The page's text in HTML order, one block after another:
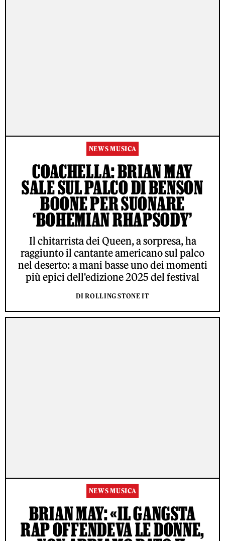
NEWS MUSICA
COACHELLA: BRIAN MAY
SALE SUL PALCO DI BENSON
BOONE PER SUONARE
‘BOHEMIAN RHAPSODY’
Il chitarrista dei Queen, a sorpresa, ha
raggiunto il cantante americano sul palco
nel deserto: a mani basse uno dei momenti
più epici dell'edizione 2025 del festival
DI ROLLING STONE IT
NEWS MUSICA
BRIAN MAY: «IL GANGSTA
RAP OFFENDEVA LE DONNE,